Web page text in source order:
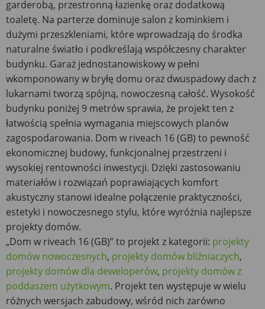
garderobą, przestronną łazienkę oraz dodatkową
toaletę. Na parterze dominuje salon z kominkiem i
dużymi przeszkleniami, które wprowadzają do środka
naturalne światło i podkreślają współczesny charakter
budynku. Garaż jednostanowiskowy w pełni
wkomponowany w bryłę domu oraz dwuspadowy dach z
lukarnami tworzą spójną, nowoczesną całość. Wysokość
budynku poniżej 9 metrów sprawia, że projekt ten z
łatwością spełnia wymagania miejscowych planów
zagospodarowania. Dom w riveach 16 (GB) to pewność
ekonomicznej budowy, funkcjonalnej przestrzeni i
wysokiej rentowności inwestycji. Dzięki zastosowaniu
materiałów i rozwiązań poprawiających komfort
akustyczny stanowi idealne połączenie praktyczności,
estetyki i nowoczesnego stylu, które wyróżnia najlepsze
projekty domów.
„Dom w riveach 16 (GB)” to projekt z kategorii: projekty
domów nowoczesnych, projekty domów bliźniaczych,
projekty domów dla deweloperów, projekty domów z
poddaszem użytkowym. Projekt ten występuje w wielu
różnych wersjach zabudowy, wśród nich zarówno